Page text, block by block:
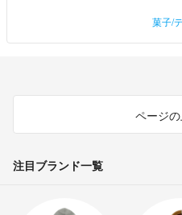
菓子/
ページ
注目ブランド一覧